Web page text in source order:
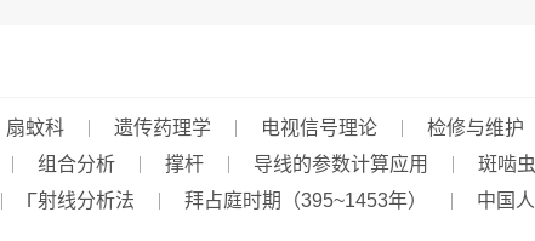
扇蚊科 遗传药理学 电视信号理论 检修与维护
组合分析 撑杆 导线的参数计算应用 斑啮
Γ射线分析法 拜占庭时期（395~1453年） 中国